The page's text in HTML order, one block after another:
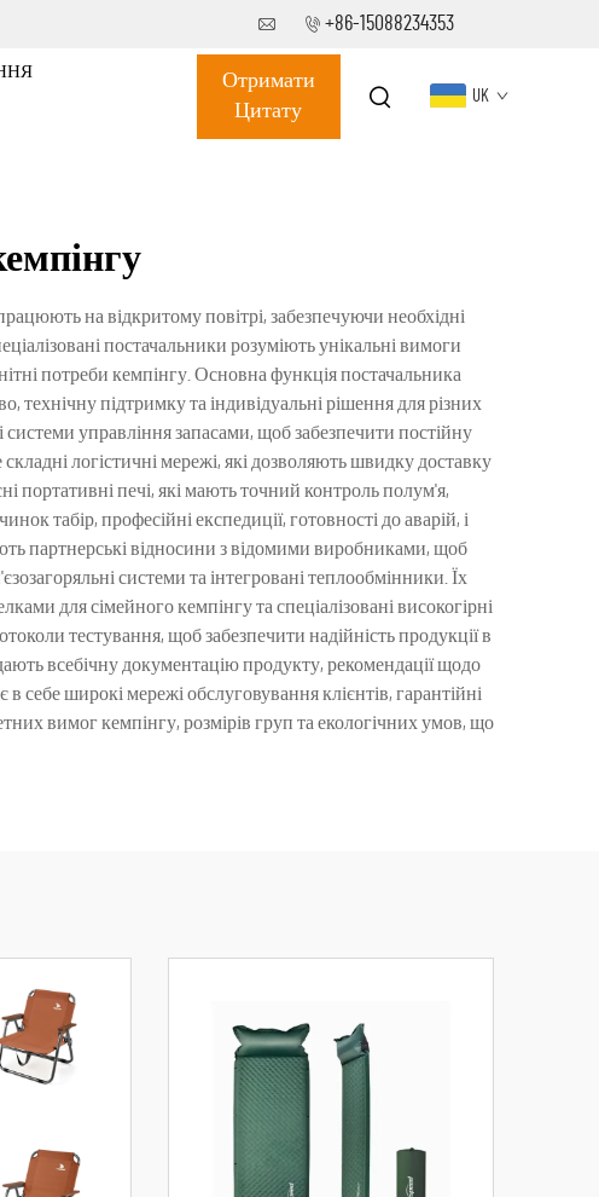
+86-15088234353
Отримати
Цитату
UK
на відкритому повітрі, забезпечуючи необхідні
постачальники розуміють унікальні вимоги
потреби кемпінгу. Основна функція постачальника
технічну підтримку та індивідуальні рішення для різних
системи управління запасами, щоб забезпечити постійну
логістичні мережі, які дозволяють швидку доставку
портативні печі, які мають точний контроль полум'я,
табір, професійні експедиції, готовності до аварій, і
партнерські відносини з відомими виробниками, щоб
системи та інтегровані теплообмінники. Їх
для сімейного кемпінгу та спеціалізовані високогірні
тестування, щоб забезпечити надійність продукції в
всебічну документацію продукту, рекомендації щодо
себе широкі мережі обслуговування клієнтів, гарантійні
вимог кемпінгу, розмірів груп та екологічних умов, що